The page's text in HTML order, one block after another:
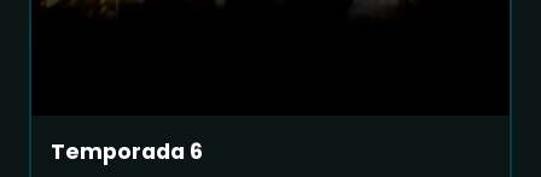
Temporada 6